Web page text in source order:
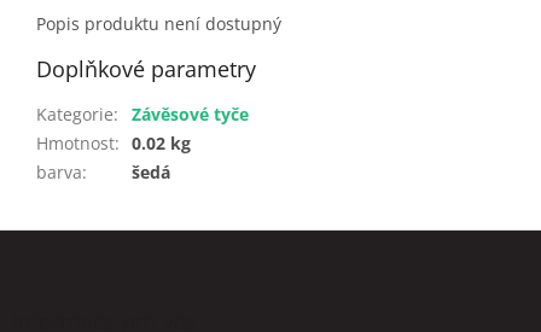
Popis produktu není dostupný
Doplňkové parametry
Kategorie:
Závěsové tyče
Hmotnost: 0.02 kg
barva: šedá
Z